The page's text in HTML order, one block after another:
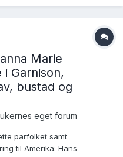
Marie
Garnison,
bustad og
eget forum
parfolket samt
til Amerika: Hans